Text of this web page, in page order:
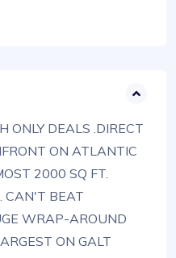
ONLY DEALS .DIRECT
ON ATLANTIC
2000 SQ FT.
CAN'T BEAT
WRAP-AROUND
ON GALT